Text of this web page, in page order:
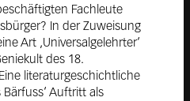
Fachleute
In der Zuweisung
Art ‚Universalgelehrter‘
des 18.
literaturgeschichtliche
Auftritt als